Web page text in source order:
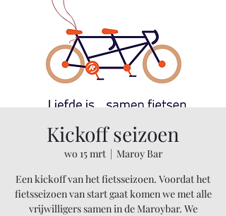
Kickoff seizoen
wo 15 mrt
  |
Maroy Bar
Een kickoff van het fietsseizoen. Voordat het
fietsseizoen van start gaat komen we met alle
vrijwilligers samen in de Maroybar. We